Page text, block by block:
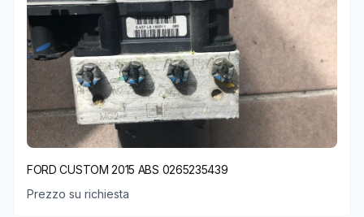
FORD CUSTOM 2015 ABS 0265235439
Prezzo su richiesta